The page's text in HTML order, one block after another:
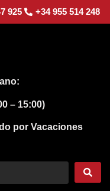
925 +34 955 514 248
– 15:00)
por Vacaciones